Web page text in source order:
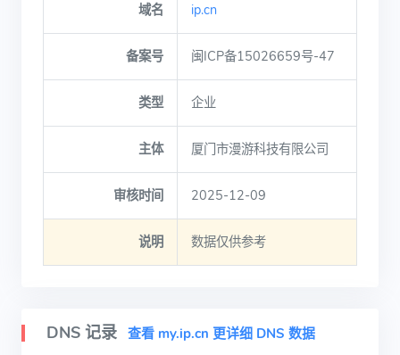
域名 ip.cn
备案号 闽ICP备15026659号-47
类型 企业
主体 厦门市漫游科技有限公司
审核时间 2025-12-09
说明 数据仅供参考
DNS 记录 查看 my.ip.cn 更详细 DNS 数据